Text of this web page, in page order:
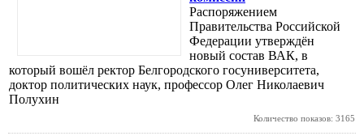
Распоряжением
Правительства Российской
Федерации утверждён
новый состав ВАК, в
который вошёл ректор Белгородского госуниверситета,
доктор политических наук, профессор Олег Николаевич
Полухин
Количество показов: 3165